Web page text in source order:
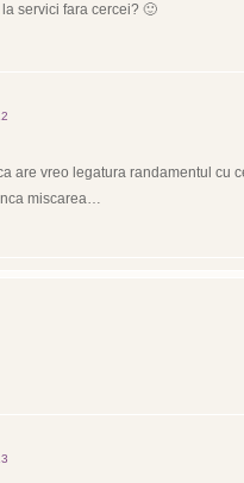
servici fara cercei? 🙂
are vreo legatura randamentul cu
miscarea…